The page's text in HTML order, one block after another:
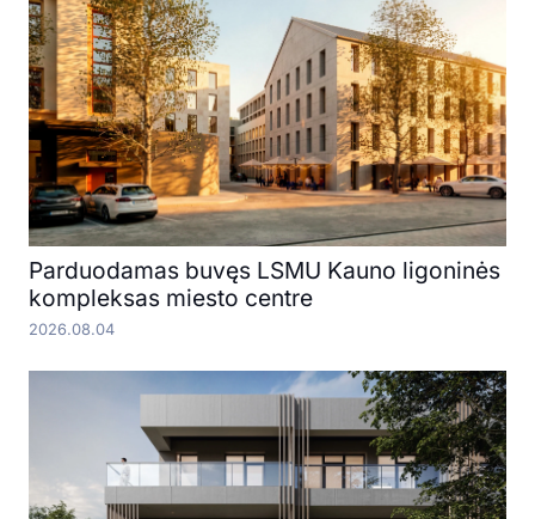
Parduodamas buvęs LSMU Kauno ligoninės
kompleksas miesto centre
2026.08.04